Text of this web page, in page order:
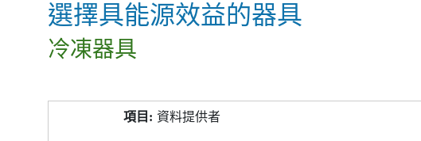
選擇具能源效益的器具
冷凍器具
資料提供者